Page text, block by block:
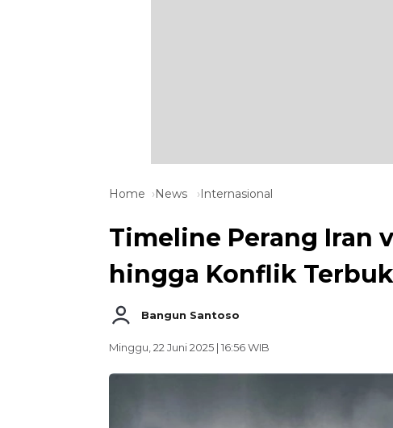
Home News Internasional
Timeline Perang Iran
hingga Konflik
Bangun Santoso
Minggu, 22 Juni 2025 | 16:56 WIB